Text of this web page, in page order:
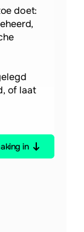
doet:
of laat
in